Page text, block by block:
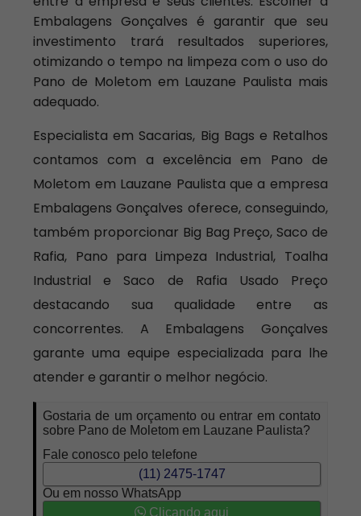
Embalagens Gonçalves é garantir que seu
investimento trará resultados superiores,
otimizando o tempo na limpeza com o uso do
Pano de Moletom em Lauzane Paulista mais
adequado.
Especialista em Sacarias, Big Bags e Retalhos
contamos com a excelência em Pano de
Moletom em Lauzane Paulista que a empresa
Embalagens Gonçalves oferece, conseguindo,
também proporcionar Big Bag Preço, Saco de
Rafia, Pano para Limpeza Industrial, Toalha
Industrial e Saco de Rafia Usado Preço
destacando sua qualidade entre as
concorrentes. A Embalagens Gonçalves
garante uma equipe especializada para lhe
atender e garantir o melhor negócio.
Gostaria de um orçamento ou entrar em contato
sobre Pano de Moletom em Lauzane Paulista?
Fale conosco pelo telefone
(11) 2475-1747
Ou em nosso WhatsApp
Clicando aqui